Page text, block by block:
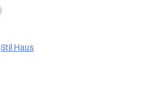
Stil Haus